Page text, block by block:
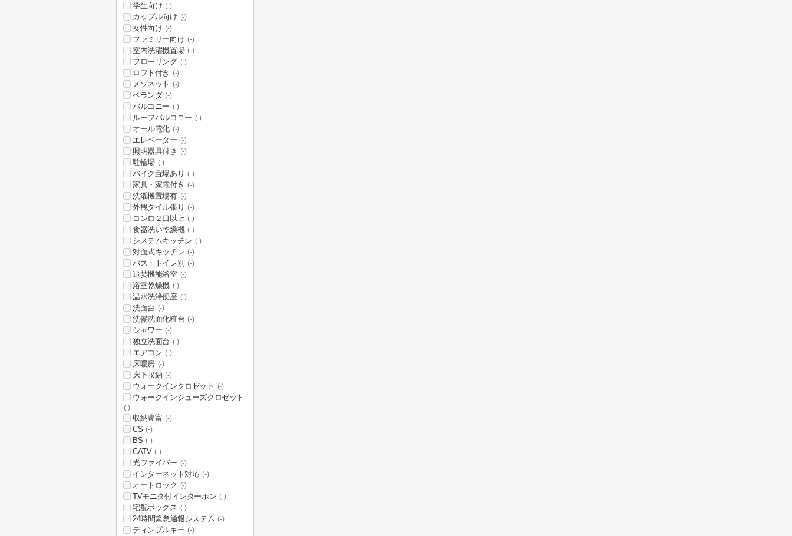
学生向け (-)
カップル向け (-)
女性向け (-)
ファミリー向け (-)
室内洗濯機置場 (-)
フローリング (-)
ロフト付き (-)
メゾネット (-)
ベランダ (-)
バルコニー (-)
ルーフバルコニー (-)
オール電化 (-)
エレベーター (-)
照明器具付き (-)
駐輪場 (-)
バイク置場あり (-)
家具・家電付き (-)
洗濯機置場有 (-)
外観タイル張り (-)
コンロ２口以上 (-)
食器洗い乾燥機 (-)
システムキッチン (-)
対面式キッチン (-)
バス・トイレ別 (-)
追焚機能浴室 (-)
浴室乾燥機 (-)
温水洗浄便座 (-)
洗面台 (-)
洗髪洗面化粧台 (-)
シャワー (-)
独立洗面台 (-)
エアコン (-)
床暖房 (-)
床下収納 (-)
ウォークインクロゼット (-)
ウォークインシューズクロゼット
(-)
収納豊富 (-)
CS (-)
BS (-)
CATV (-)
光ファイバー (-)
インターネット対応 (-)
オートロック (-)
TVモニタ付インターホン (-)
宅配ボックス (-)
24時間緊急通報システム (-)
ディンプルキー (-)